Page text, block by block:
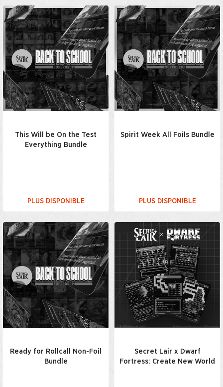
This Will be On the Test
Everything Bundle
PLUS DISPONIBLE
Spirit Week All Foils Bundle
PLUS DISPONIBLE
Ready for Rollcall Non-Foil
Bundle
Secret Lair x Dwarf
Fortress: Create New World